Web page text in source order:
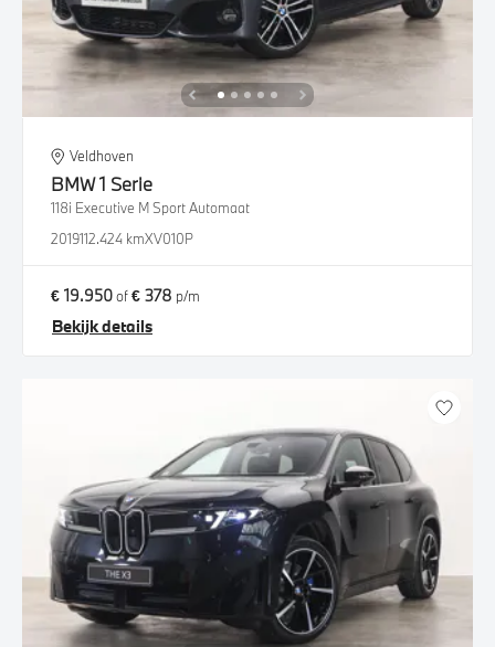
Veldhoven
BMW1 Serie
118i Executive M Sport Automaat
2019112.424 kmXV010P
€ 19.950of€ 378 p/m
Bekijk details